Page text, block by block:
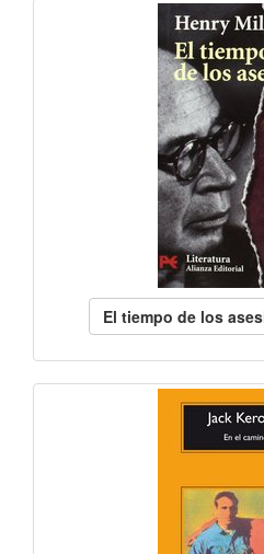
El tiempo de los